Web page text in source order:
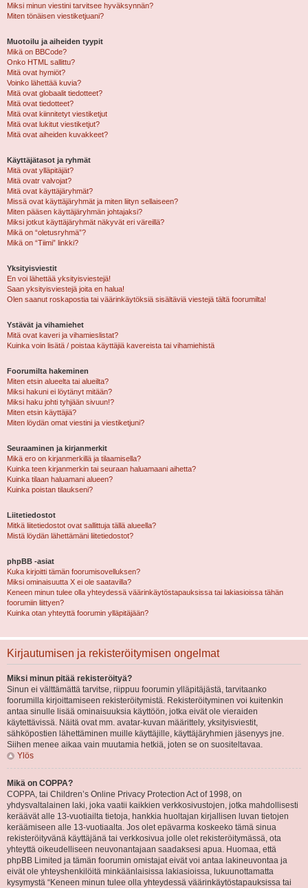
Miksi minun viestini tarvitsee hyväksynnän?
Miten tönäisen viestiketjuani?
Muotoilu ja aiheiden tyypit
Mikä on BBCode?
Onko HTML sallittu?
Mitä ovat hymiöt?
Voinko lähettää kuvia?
Mitä ovat globaalit tiedotteet?
Mitä ovat tiedotteet?
Mitä ovat kiinnitetyt viestiketjut
Mitä ovat lukitut viestiketjut?
Mitä ovat aiheiden kuvakkeet?
Käyttäjätasot ja ryhmät
Mitä ovat ylläpitäjät?
Mitä ovatr valvojat?
Mitä ovat käyttäjäryhmät?
Missä ovat käyttäjäryhmät ja miten liityn sellaiseen?
Miten pääsen käyttäjäryhmän johtajaksi?
Miksi jotkut käyttäjäryhmät näkyvät eri väreillä?
Mikä on “oletusryhmä”?
Mikä on “Tiimi” linkki?
Yksityisviestit
En voi lähettää yksityisviestejä!
Saan yksityisviestejä joita en halua!
Olen saanut roskapostia tai väärinkäytöksiä sisältäviä viestejä tältä foorumilta!
Ystävät ja vihamiehet
Mitä ovat kaveri ja vihamieslistat?
Kuinka voin lisätä / poistaa käyttäjiä kavereista tai vihamiehistä
Foorumilta hakeminen
Miten etsin alueelta tai alueilta?
Miksi hakuni ei löytänyt mitään?
Miksi haku johti tyhjään sivuun!?
Miten etsin käyttäjiä?
Miten löydän omat viestini ja viestiketjuni?
Seuraaminen ja kirjanmerkit
Mikä ero on kirjanmerkillä ja tilaamisella?
Kuinka teen kirjanmerkin tai seuraan haluamaani aihetta?
Kuinka tilaan haluamani alueen?
Kuinka poistan tilaukseni?
Liitetiedostot
Mitkä liitetiedostot ovat sallittuja tällä alueella?
Mistä löydän lähettämäni liitetiedostot?
phpBB -asiat
Kuka kirjoitti tämän foorumisovelluksen?
Miksi ominaisuutta X ei ole saatavilla?
Keneen minun tulee olla yhteydessä väärinkäytöstapauksissa tai lakiasioissa tähän
foorumiin liittyen?
Kuinka otan yhteyttä foorumin ylläpitäjään?
Kirjautumisen ja rekisteröitymisen ongelmat
Miksi minun pitää rekisteröityä?
Sinun ei välttämättä tarvitse, riippuu foorumin ylläpitäjästä, tarvitaanko
foorumilla kirjoittamiseen rekisteröitymistä. Rekisteröityminen voi kuitenkin
antaa sinulle lisää ominaisuuksia käyttöön, jotka eivät ole vieraiden
käytettävissä. Näitä ovat mm. avatar-kuvan määrittely, yksityisviestit,
sähköpostien lähettäminen muille käyttäjille, käyttäjäryhmien jäsenyys jne.
Siihen menee aikaa vain muutamia hetkiä, joten se on suositeltavaa.
Ylös
Mikä on COPPA?
COPPA, tai Children’s Online Privacy Protection Act of 1998, on
yhdysvaltalainen laki, joka vaatii kaikkien verkkosivustojen, jotka mahdollisesti
keräävät alle 13-vuotiailta tietoja, hankkia huoltajan kirjallisen luvan tietojen
keräämiseen alle 13-vuotiaalta. Jos olet epävarma koskeeko tämä sinua
rekisteröityvänä käyttäjänä tai verkkosivua jolle olet rekisteröitymässä, ota
yhteyttä oikeudelliseen neuvonantajaan saadaksesi apua. Huomaa, että
phpBB Limited ja tämän foorumin omistajat eivät voi antaa lakineuvontaa ja
eivät ole yhteyshenkilöitä minkäänlaisissa lakiasioissa, lukuunottamatta
kysymystä “Keneen minun tulee olla yhteydessä väärinkäytöstapauksissa tai